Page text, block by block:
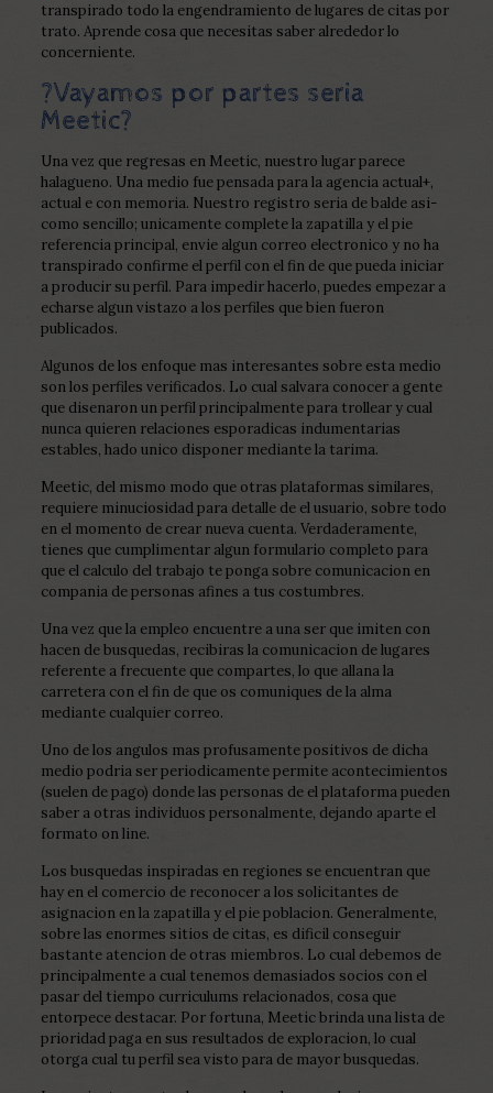
transpirado todo la engendramiento de lugares de citas por
trato. Aprende cosa que necesitas saber alrededor lo
concerniente.
?Vayamos por partes seri­a
Meetic?
Una vez que regresas en Meetic, nuestro lugar parece
halagueno. Una medio fue pensada para la agencia actual+,
actual e con memoria. Nuestro registro seri­a de balde asi­
como sencillo; unicamente complete la zapatilla y el pie
referencia principal, envie algun correo electronico y no ha
transpirado confirme el perfil con el fin de que pueda iniciar
a producir su perfil. Para impedir hacerlo, puedes empezar a
echarse algun vistazo a los perfiles que bien fueron
publicados.
Algunos de los enfoque mas interesantes sobre esta medio
son los perfiles verificados. Lo cual salvara conocer a gente
que disenaron un perfil principalmente para trollear y cual
nunca quieren relaciones esporadicas indumentarias
estables, hado unico disponer mediante la tarima.
Meetic, del mismo modo que otras plataformas similares,
requiere minuciosidad para detalle de el usuario, sobre todo
en el momento de crear nueva cuenta. Verdaderamente,
tienes que cumplimentar algun formulario completo para
que el calculo del trabajo te ponga sobre comunicacion en
compania de personas afines a tus costumbres.
Una vez que la empleo encuentre a una ser que imiten con
hacen de busquedas, recibiras la comunicacion de lugares
referente a frecuente que compartes, lo que allana la
carretera con el fin de que os comuniques de la alma
mediante cualquier correo.
Uno de los angulos mas profusamente positivos de dicha
medio podri­a ser periodicamente permite acontecimientos
(suelen de pago) donde las personas de el plataforma pueden
saber a otras individuos personalmente, dejando aparte el
formato on line.
Los busquedas inspiradas en regiones se encuentran que
hay en el comercio de reconocer a los solicitantes de
asignacion en la zapatilla y el pie poblacion. Generalmente,
sobre las enormes sitios de citas, es dificil conseguir
bastante atencion de otras miembros. Lo cual debemos de
principalmente a cual tenemos demasiados socios con el
pasar del tiempo curriculums relacionados, cosa que
entorpece destacar. Por fortuna, Meetic brinda una lista de
prioridad paga en sus resultados de exploracion, lo cual
otorga cual tu perfil sea visto para de mayor busquedas.